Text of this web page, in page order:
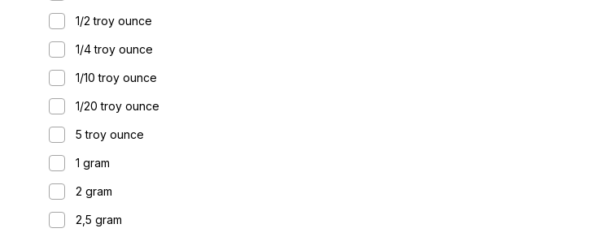
1/2 troy ounce
1/4 troy ounce
1/10 troy ounce
1/20 troy ounce
5 troy ounce
1 gram
2 gram
2,5 gram